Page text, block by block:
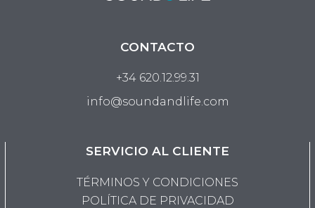
CONTACTO
+34 620.12.99.31
info@soundandlife.com
SERVICIO AL CLIENTE
TÉRMINOS Y CONDICIONES
POLÍTICA DE PRIVACIDAD